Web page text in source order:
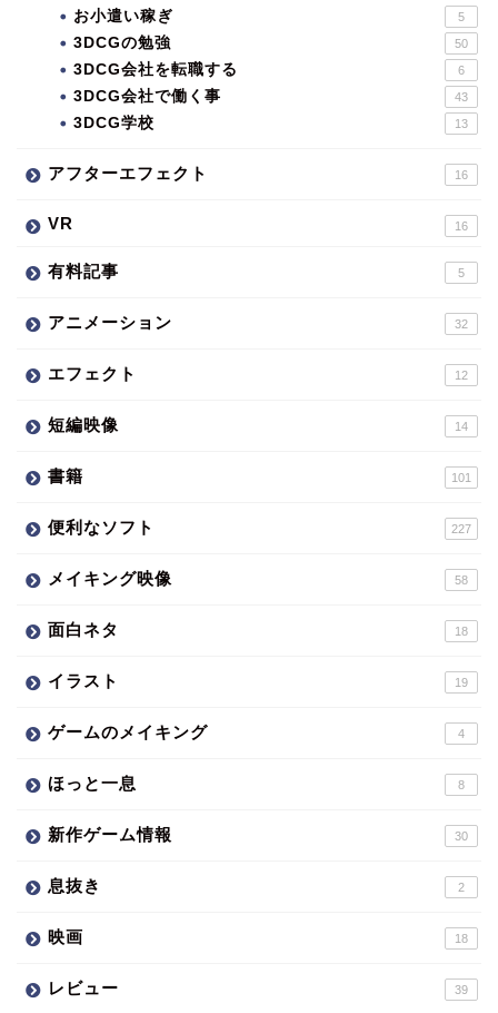
お小遣い稼ぎ 5
3DCGの勉強 50
3DCG会社を転職する 6
3DCG会社で働く事 43
3DCG学校 13
アフターエフェクト 16
VR 16
有料記事 5
アニメーション 32
エフェクト 12
短編映像 14
書籍 101
便利なソフト 227
メイキング映像 58
面白ネタ 18
イラスト 19
ゲームのメイキング 4
ほっと一息 8
新作ゲーム情報 30
息抜き 2
映画 18
レビュー 39